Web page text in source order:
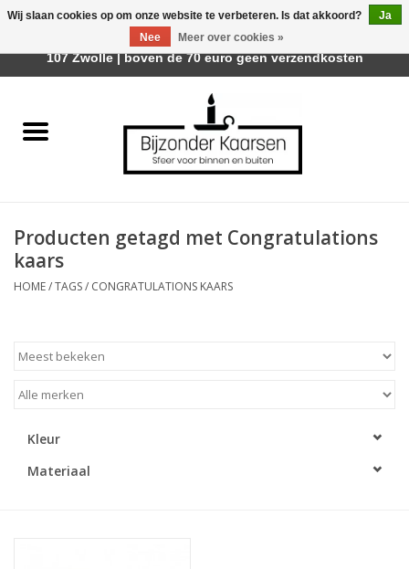
Räder Design Stories
Geurkaarsen
Tafelhaarden
Kaarsenhouders
LED Kaarsen
Producten getagd met Congratulations
kaars
HOME/TAGS/ CONGRATULATIONS KAARS
Kleur
Materiaal
Wij slaan cookies op om onze website te verbeteren. Is dat akkoord?
Ja
Nee
Meer over cookies »
Afhalen is mogelijk bij Trotz Woon & Cadeau | Belvederelaan
107 Zwolle | boven de 70 euro geen verzendkosten